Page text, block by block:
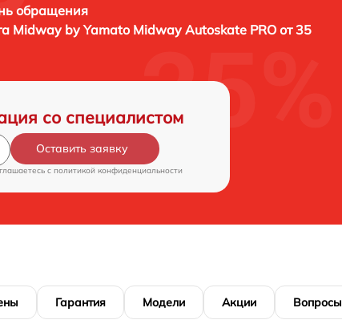
обращения
Midway by Yamato Midway Autoskate PRO от 35
со специалистом
Оставить заявку
c политикой конфиденциальности
Гарантия Модели Акции Вопросы